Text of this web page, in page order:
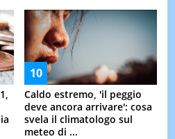
Caldo estremo, 'il peggio
deve ancora arrivare': cosa
svela il climatologo sul
meteo di ...